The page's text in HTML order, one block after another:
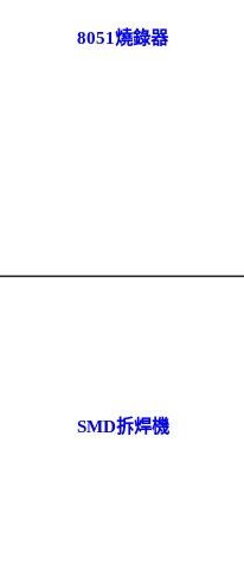
8051燒錄器
SMD拆焊機